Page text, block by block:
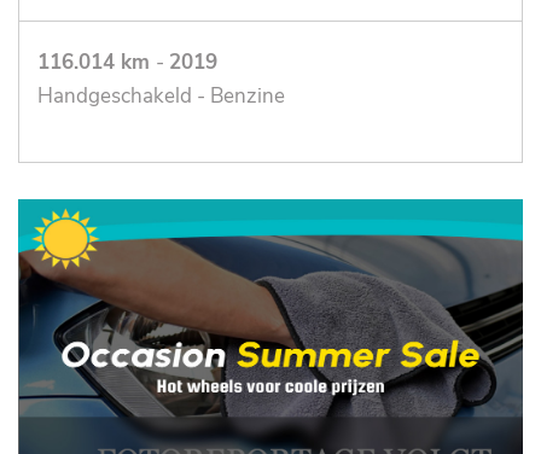
116.014 km - 2019
Handgeschakeld - Benzine